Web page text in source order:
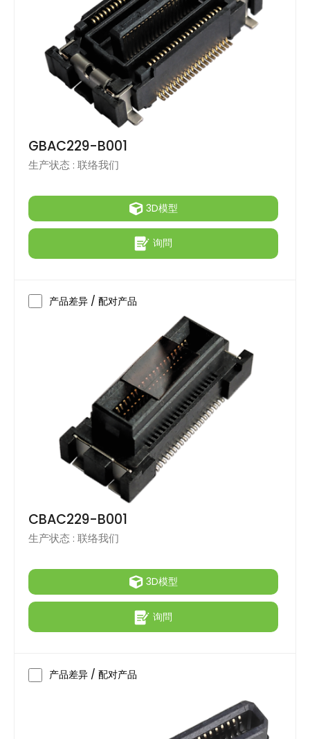
GBAC229-B001
生产状态 : 联络我们
3D模型
询問
产品差异 / 配对产品
CBAC229-B001
生产状态 : 联络我们
3D模型
询問
产品差异 / 配对产品